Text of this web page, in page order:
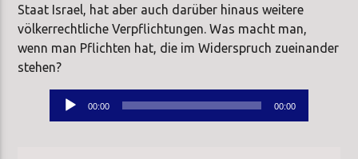
Staat Israel, hat aber auch darüber hinaus weitere
völkerrechtliche Verpflichtungen. Was macht man,
wenn man Pflichten hat, die im Widerspruch zueinander
stehen?
Audio-
00:00 00:00